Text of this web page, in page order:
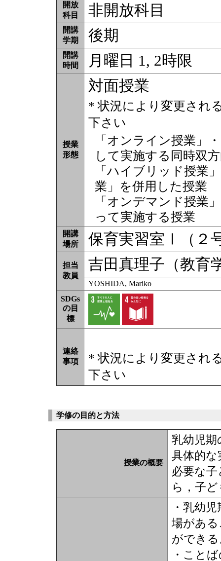
開放
科目
非開放科目
開講
学期
後期
開講
時間
月曜日 1, 2時限
授業
形態
対面授業
* 状況により変更され
下さい
「オンライン授業」
して実施する同時双
「ハイブリッド授業
業」を併用した授業
「オンデマンド授業
って実施する授業
開講
場所
保育実習室Ⅰ（２
担当
教員
吉田真理子（教育
YOSHIDA, Mariko
SDGs
の目
標
連絡
事項
* 状況により変更され
下さい
学修の目的と方法
授業の概要
乳幼児
具体的
必要な
ら，子
・乳幼
場があ
ができ
・こと